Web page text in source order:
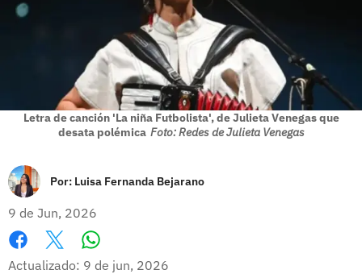
Letra de canción 'La niña Futbolista', de Julieta Venegas que
desata polémica Foto: Redes de Julieta Venegas
Por: Luisa Fernanda Bejarano
9 de Jun, 2026
Facebook
X
Actualizado: 9 de jun, 2026